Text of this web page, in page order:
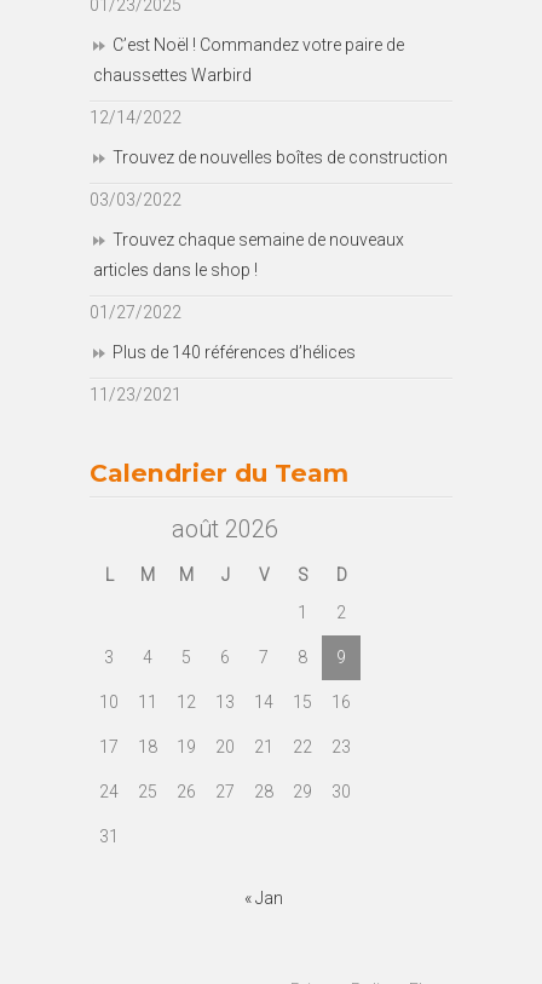
01/23/2025
C’est Noël ! Commandez votre paire de
chaussettes Warbird
12/14/2022
Trouvez de nouvelles boîtes de construction
03/03/2022
Trouvez chaque semaine de nouveaux
articles dans le shop !
01/27/2022
Plus de 140 références d’hélices
11/23/2021
Calendrier du Team
août 2026
L M M J V S
D
1
2
3 4 5 6 7 8 9
10 11 12 13 14 15 16
17 18 19 20 21 22 23
24 25 26 27 28 29 30
31
« Jan